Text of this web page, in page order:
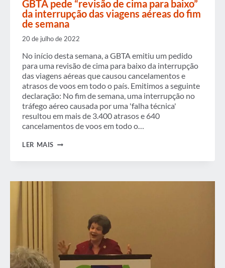
GBTA pede “revisão de cima para baixo”
da interrupção das viagens aéreas do fim
de semana
20 de julho de 2022
No início desta semana, a GBTA emitiu um pedido
para uma revisão de cima para baixo da interrupção
das viagens aéreas que causou cancelamentos e
atrasos de voos em todo o país. Emitimos a seguinte
declaração: No fim de semana, uma interrupção no
tráfego aéreo causada por uma 'falha técnica'
resultou em mais de 3.400 atrasos e 640
cancelamentos de voos em todo o…
LER MAIS GBTA
PARA
DO
FIM
DE
SEMANA